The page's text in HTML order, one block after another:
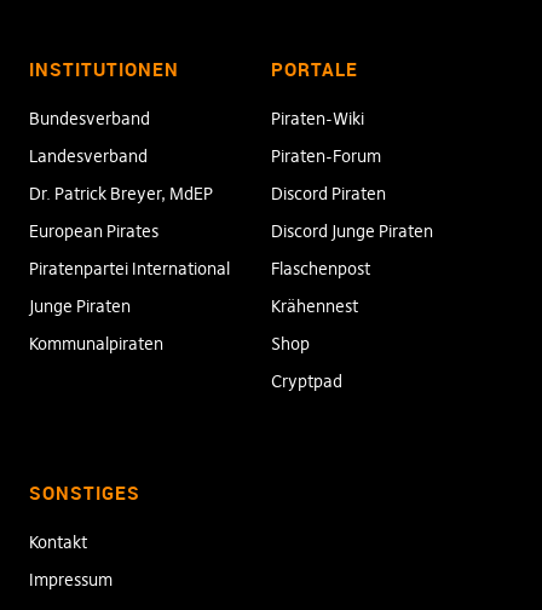
INSTITUTIONEN
Bundesverband
Landesverband
Dr. Patrick Breyer, MdEP
European Pirates
Piratenpartei International
Junge Piraten
Kommunalpiraten
PORTALE
Piraten-Wiki
Piraten-Forum
Discord Piraten
Discord Junge Piraten
Flaschenpost
Krähennest
Shop
Cryptpad
SONSTIGES
Kontakt
Impressum